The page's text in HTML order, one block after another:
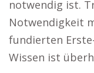
notwendig ist.
Notwendigkeit
fundierten
Wissen ist